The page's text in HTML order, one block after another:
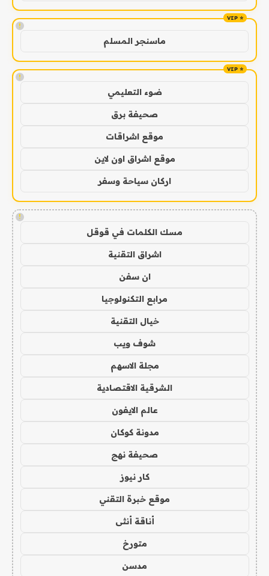
!
ماسنجر المسلم
!
ضوء التعليمي
صحيفة برق
موقع اشراقات
موقع اشراق اون لاين
اركان سياحة وسفر
!
مسك الكلمات في قوقل
اشراق التقنية
ان سفن
مرابع التكنولوجيا
خيال التقنية
شوف ويب
مجلة الاسهم
الشرقية الاقتصادية
عالم الايفون
مدونة كوكان
صحيفة نهج
كار نيوز
موقع خبرة التقني
أناقة أنثى
متورخ
مدسن